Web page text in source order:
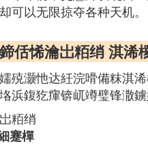
可以无限掠夺各种天机。
佸悕瀹岀粨绡 淇浠
殑灏忚达紝浣嗗備粖淇
浜鍑犵瘒锛屼竴璧锋潵
粨绡
蹇樿